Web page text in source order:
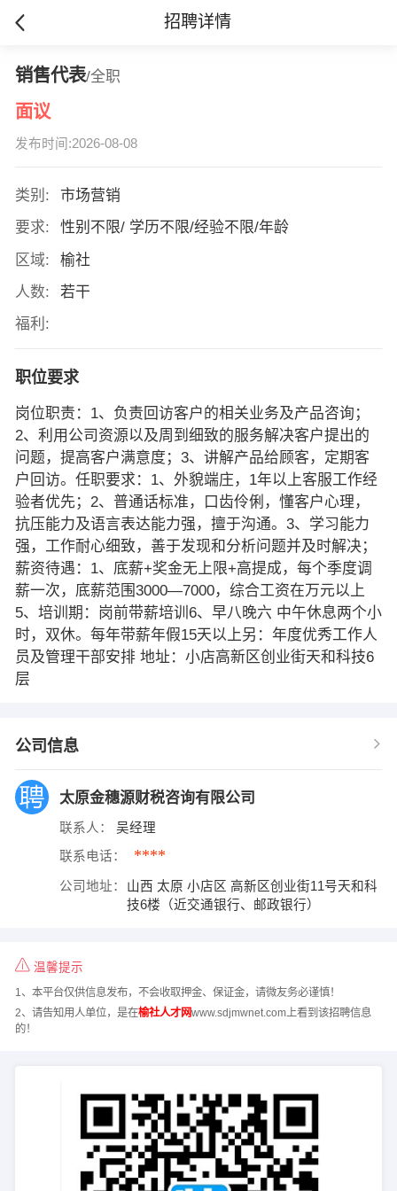
招聘详情
销售代表/全职
面议
发布时间:2026-08-08
类别:
市场营销
要求:
性别不限/ 学历不限/经验不限/年龄
区域:
榆社
人数:
若干
福利:
职位要求
岗位职责：1、负责回访客户的相关业务及产品咨询；
2、利用公司资源以及周到细致的服务解决客户提出的
问题，提高客户满意度；3、讲解产品给顾客，定期客
户回访。任职要求：1、外貌端庄，1年以上客服工作经
验者优先；2、普通话标准，口齿伶俐，懂客户心理，
抗压能力及语言表达能力强，擅于沟通。3、学习能力
强，工作耐心细致，善于发现和分析问题并及时解决；
薪资待遇：1、底薪+奖金无上限+高提成，每个季度调
薪一次，底薪范围3000—7000，综合工资在万元以上
5、培训期：岗前带薪培训6、早八晚六 中午休息两个小
时，双休。每年带薪年假15天以上另：年度优秀工作人
员及管理干部安排 地址：小店高新区创业街天和科技6
层
公司信息
太原金穗源财税咨询有限公司
联系人： 吴经理
联系电话： ****
公司地址：
山西 太原 小店区 高新区创业街11号天和科
技6楼（近交通银行、邮政银行）
温馨提示
1、本平台仅供信息发布，不会收取押金、保证金，请微友务必谨慎！
2、请告知用人单位，是在榆社人才网www.sdjmwnet.com上看到该招聘信息
的！